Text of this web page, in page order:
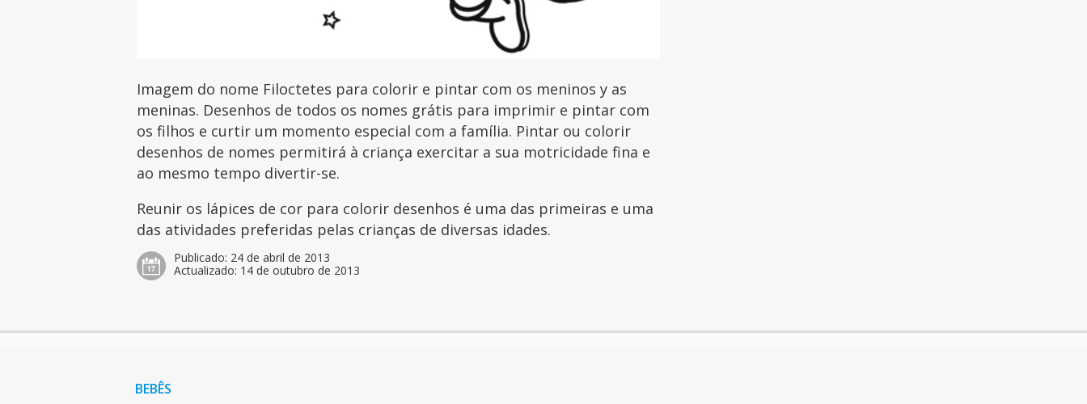
Imagem do nome Filoctetes para colorir e pintar com os meninos y as
meninas. Desenhos de todos os nomes grátis para imprimir e pintar com
os filhos e curtir um momento especial com a família. Pintar ou colorir
desenhos de nomes permitirá à criança exercitar a sua motricidade fina e
ao mesmo tempo divertir-se.
Reunir os lápices de cor para colorir desenhos é uma das primeiras e uma
das atividades preferidas pelas crianças de diversas idades.
Publicado: 24 de abril de 2013
Actualizado: 14 de outubro de 2013
BEBÊS